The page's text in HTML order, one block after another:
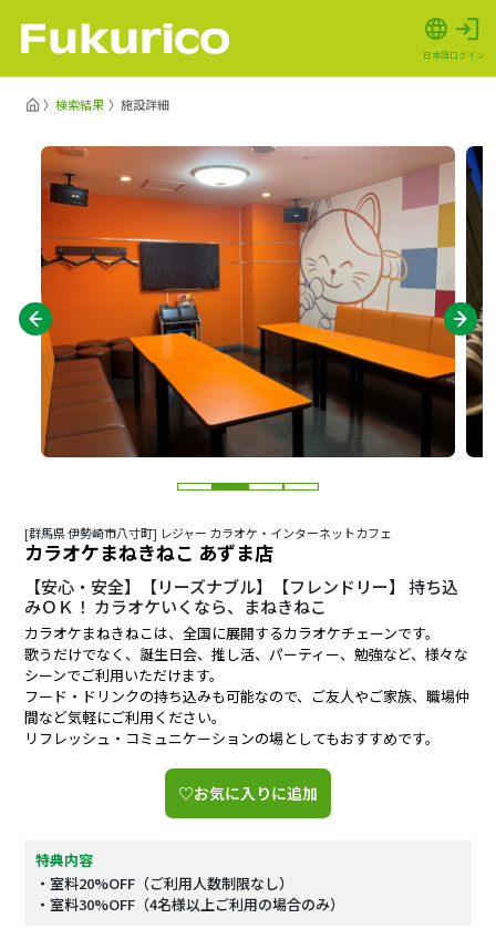
日本語ログイン
検索結果 施設詳細
[群馬県 伊勢崎市八寸町] レジャー カラオケ・インターネットカフェ
カラオケまねきねこ あずま店
【安心・安全】【リーズナブル】【フレンドリー】 持ち込
みＯＫ！ カラオケいくなら、まねきねこ
カラオケまねきねこは、全国に展開するカラオケチェーンです。
歌うだけでなく、誕生日会、推し活、パーティー、勉強など、様々な
シーンでご利用いただけます。
フード・ドリンクの持ち込みも可能なので、ご友人やご家族、職場仲
間など気軽にご利用ください。
リフレッシュ・コミュニケーションの場としてもおすすめです。
♡お気に入りに追加
特典内容
・室料20%OFF（ご利用人数制限なし）
・室料30%OFF（4名様以上ご利用の場合のみ）